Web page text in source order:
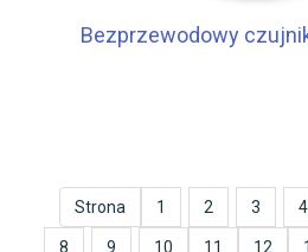
Bezprzewodowy
Strona 1 2 3 4
8 9 10 11 12